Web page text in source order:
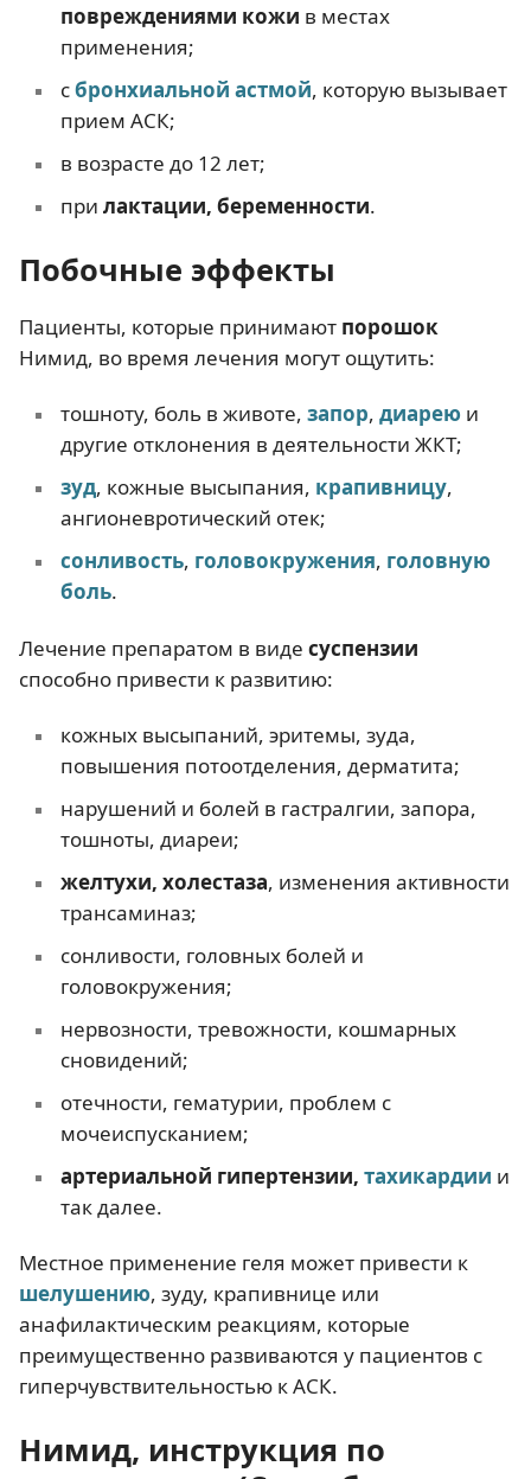
повреждениями кожи в местах
применения;
сбронхиальной астмой, которую вызывает
прием АСК;
в возрасте до 12 лет;
при лактации, беременности.
Побочные эффекты
Пациенты, которые принимают порошок
Нимид, во время лечения могут ощутить:
тошноту, боль в животе, запор, диарею и
другие отклонения в деятельности ЖКТ;
зуд, кожные высыпания, крапивницу,
ангионевротический отек;
сонливость, головокружения, головную
боль.
Лечение препаратом в виде суспензии
способно привести к развитию:
кожных высыпаний, эритемы, зуда,
повышения потоотделения, дерматита;
нарушений и болей в гастралгии, запора,
тошноты, диареи;
желтухи, холестаза, изменения активности
трансаминаз;
сонливости, головных болей и
головокружения;
нервозности, тревожности, кошмарных
сновидений;
отечности, гематурии, проблем с
мочеиспусканием;
артериальной гипертензии, тахикардии и
так далее.
Местное применение геля может привести к
шелушению, зуду, крапивнице или
анафилактическим реакциям, которые
преимущественно развиваются у пациентов с
гиперчувствительностью к АСК.
Нимид, инструкция по